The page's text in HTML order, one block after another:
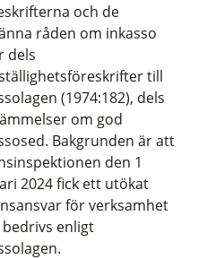
och de
råden om inkasso
dels
till
(1974:182), dels
om god
Bakgrunden är att
den 1
2024 fick ett utökat
för verksamhet
enligt